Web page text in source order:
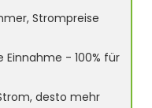
Strompreise
Einnahme - 100% für
desto mehr